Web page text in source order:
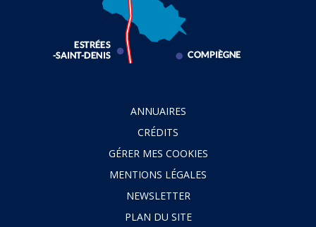
ANNUAIRES
CRÉDITS
GÉRER MES COOKIES
MENTIONS LÉGALES
NEWSLETTER
PLAN DU SITE